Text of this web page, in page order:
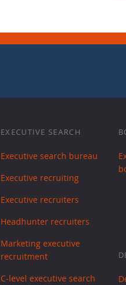
EXECUTIVE SEARCH
Executive search bureau
Executive recruiting
Executive recruiters
Headhunter recruiters
Marketing executive
recruitment
C-level executive search